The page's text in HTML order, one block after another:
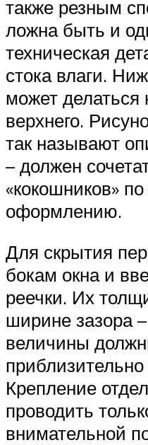
также резным
ложна быть и
техническая
стока влаги.
может
верхнего.
так называют
– должен
«кокошников»
оформлению.
Для скрытия
бокам окна и
реечки. Их
ширине зазора
величины
Крепление
проводить
внимательной